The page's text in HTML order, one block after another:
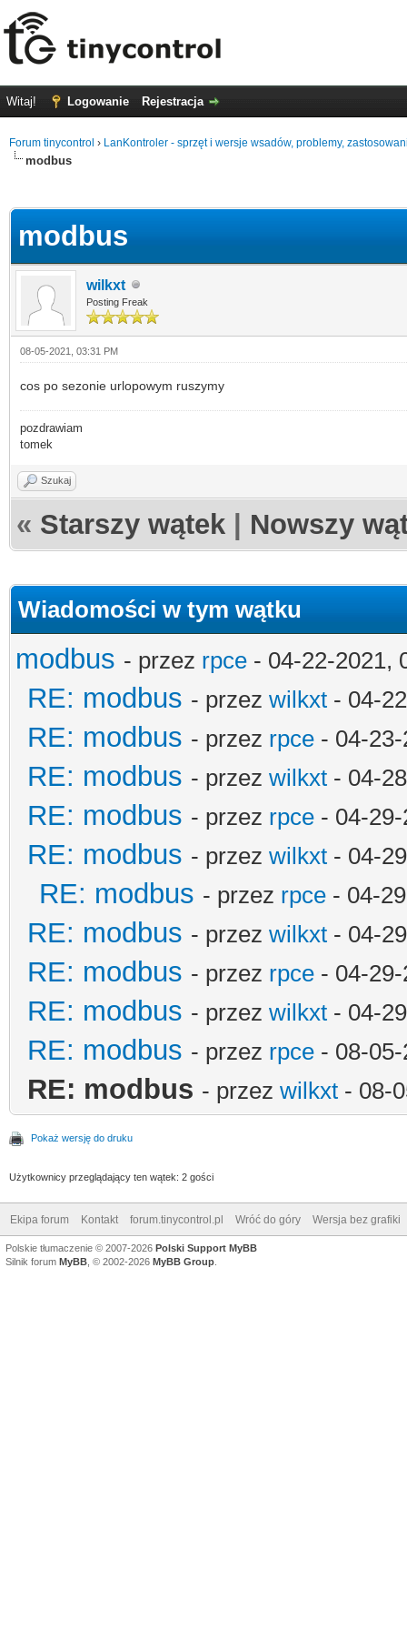
Witaj! Logowanie Rejestracja
Forum tinycontrol › LanKontroler - sprzęt i wersje wsadów, problemy,
modbus
modbus
wilkxt
Posting Freak
08-05-2021, 03:31 PM
cos po sezonie urlopowym ruszymy
pozdrawiam
tomek
Szukaj
« Starszy wątek Nowszy
Wiadomości w tym wątku
modbus - przez rpce - 04-22-2021,
RE: modbus - przez wilkxt - 04-
RE: modbus - przez rpce - 04-
RE: modbus - przez wilkxt - 04-
RE: modbus - przez rpce - 04-
RE: modbus - przez wilkxt - 04-
RE: modbus - przez rpce - 04-
RE: modbus - przez wilkxt - 04-
RE: modbus - przez rpce - 04-
RE: modbus - przez wilkxt - 04-
RE: modbus - przez rpce - 08-
RE: modbus - przez wilkxt - 08-
Pokaż wersję do druku
Użytkownicy przeglądający ten wątek: 2 gości
Ekipa forum Kontakt forum.tinycontrol.pl Wróć do góry Wersja bez grafiki
Polskie tłumaczenie © 2007-2026 Polski Support MyBB
Silnik forum MyBB , © 2002-2026 MyBB Group